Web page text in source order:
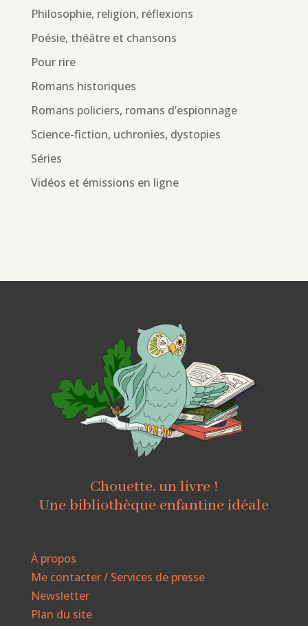
Philosophie, religion, réflexions
Poésie, théâtre et chansons
Pour rire
Romans historiques
Romans policiers, romans d’espionnage
Science-fiction, uchronies, dystopies
Séries
Vidéos et émissions en ligne
Chouette, un livre !
Une bibliothèque enfantine idéale
À propos
Me contacter / Services de presse
Newsletter
Plan du site